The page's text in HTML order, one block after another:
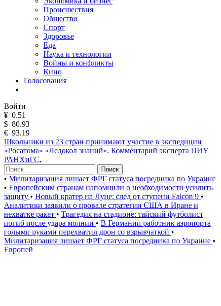
Происшествия
Общество
Спорт
Здоровье
Еда
Наука и технологии
Войны и конфликты
Кино
Голосования
Войти
¥ 0.51
$ 80.93
€ 93.19
Школьники из 23 стран принимают участие в экспедиции
«Росатома» «Ледокол знаний». Комментарий эксперта ПИУ
РАНХиГС.
Поиск
• Милитаризация лишает ФРГ статуса посредника по Украине
• Европейским странам напомнили о необходимости усилить
защиту • Новый кратер на Луне: след от ступени Falcon 9 •
Аналитики заявили о провале стратегии США в Иране и
нехватке ракет • Трагедия на стадионе: тайский футболист
погиб после удара молнии • В Германии работник аэропорта
голыми руками перехватил дрон со взрывчаткой •
Милитаризация лишает ФРГ статуса посредника по Украине •
Европей